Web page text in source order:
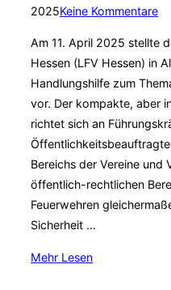
2025Keine Kommentare
Am 11. April 2025 stellte
Hessen (LFV Hessen) in
Handlungshilfe zum
vor. Der kompakte, aber
richtet sich an
Bereichs der Vereine und
öffentlich-rechtlichen
Feuerwehren
Sicherheit …
Mehr über
Lesen